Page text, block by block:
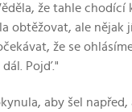
že tahle
obtěžovat, ale nějak
že se
Pojď."
aby šel